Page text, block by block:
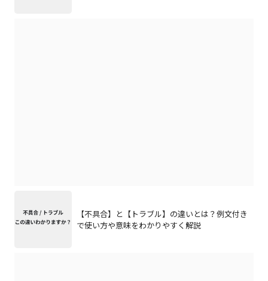
【不具合】と【トラブル】の違いとは？例文付き
で使い方や意味をわかりやすく解説